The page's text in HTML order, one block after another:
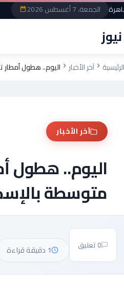
الجمعة، 7 أغسطس 2026
الرئيسية آخر الأخبار اليوم.. هطول أمطار
آخر الأخبار
اليوم.. هطول
متوسطة
0 تعليق 1 دقيقة قراءة